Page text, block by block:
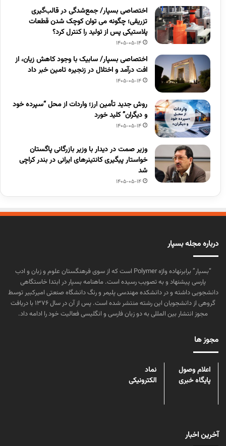
اختصاصی بسپار/ جمع‌شدگی در قالب‌گیری
تزریقی؛ چگونه می توان کوچک شدن قطعات
پلاستیکی پس از تولید را کنترل کرد؟
1405-05-14
اختصاصی بسپار/ سابیک با وجود کاهش زیان، از
افت درآمد و اختلال در زنجیره تامین خبر داد
1405-05-14
روش جدید تأمین ارز؛ واردات از محل “سپرده خود
و دیگران” کلید خورد
1405-05-14
وزیر صمت در دیدار با وزیر بازرگانی پاگستان
خواستار پیگیری کانتینرهای ایرانی در بندر کراچی
شد
1405-05-14
درباره مجله بسپار
“بسپار” برابرنهاده واژه Polymer است که از سوی فرهنگستان علوم و زبان و ادب
پارسی پیشنهاد و به تصویب رسیده است. ماهنامه بسپار در ابتدا خاستگاهی
دانشجویی داشته و در دانشکده مهندسی پلیمر و رنگ دانشگاه صنعتی امیرکبیر توسط
گروهی از دانشجویان این رشته منتشر شده است. پس از آن در سال ۱۳۷۶ با دریافت
مجوز انتشار بین المللی به دو زبان فارسی و انگلیسی فعالیت خود را ادامه داد.
مجوز ها
اعلام وصول
پایگاه خبری
نماد
الکترونیکی
آخرین اخبار